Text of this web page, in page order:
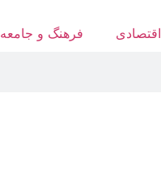
اقتصادی فرهنگ و جامعه